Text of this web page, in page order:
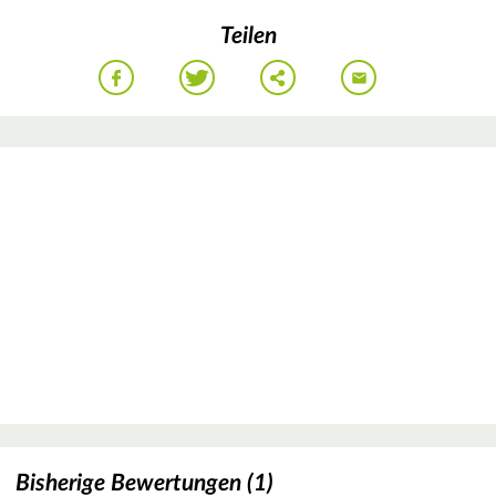
Teilen
Bisherige Bewertungen (1)